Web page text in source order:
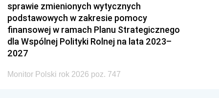
sprawie zmienionych wytycznych
podstawowych w zakresie pomocy
finansowej w ramach Planu Strategicznego
dla Wspólnej Polityki Rolnej na lata 2023–
2027
Monitor Polski rok 2026 poz. 747